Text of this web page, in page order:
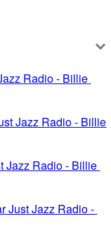
Radio - Billie
Jazz Radio - Billie
Jazz Radio - Billie
Just Jazz Radio -